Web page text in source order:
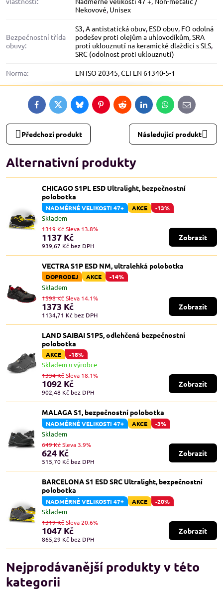
Nekovové, Unisex
Bezpečnostní třída
obuvy:
S3,A antistatická obuv, ESD obuv, FO odolná
podešev proti olejům a uhlovodíkům,SRA
proti uklouznutí na keramické dlaždici s SLS,
SRC (odolnost proti uklouznutí)
Norma: EN ISO 20345,CEI EN 61340-5-1
FacebookTwitterBlueskyPinterestRedditLinkedInWhatsApp
E-
mail
Předchozí produkt Následující produkt
Alternativní produkty
CHICAGO S1PL ESD Ultralight, bezpečnostní
polobotka
NADMĚRNÉ VELIKOSTI 47+ AKCE -13%
Skladem
1137 Kč
939,67 Kč bez DPH
1319 KčSleva 13.8%
Zobrazit
VECTRA S1P ESD NM, ultralehká polobotka
DOPRODEJ AKCE -14%
Skladem
1373 Kč
1134,71 Kč bez DPH
1598 KčSleva 14.1%
Zobrazit
LAND SAIBAI S1PS, odlehčená bezpečnostní
polobotka
AKCE -18%
Skladem u výrobce
1092 Kč
902,48 Kč bez DPH
1334 KčSleva 18.1%
Zobrazit
MALAGA S1, bezpečnostní polobotka
NADMĚRNÉ VELIKOSTI 47+ AKCE -3%
Skladem
624 Kč
515,70 Kč bez DPH
649 KčSleva 3.9%
Zobrazit
BARCELONA S1 ESD SRC Ultralight, bezpečnostní
polobotka
NADMĚRNÉ VELIKOSTI 47+ AKCE -20%
Skladem
1047 Kč
865,29 Kč bez DPH
1319 KčSleva 20.6%
Zobrazit
Nejprodávanější produkty v této
kategorii